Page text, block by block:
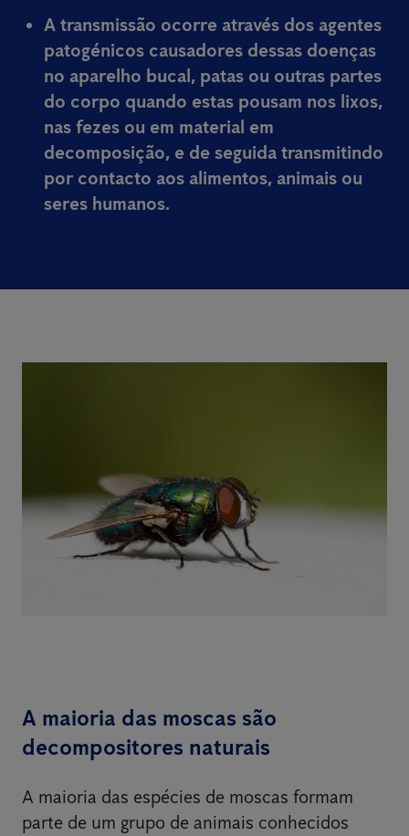
A transmissão ocorre através dos agentes
patogénicos causadores dessas doenças
no aparelho bucal, patas ou outras partes
do corpo quando estas pousam nos lixos,
nas fezes ou em material em
decomposição, e de seguida transmitindo
por contacto aos alimentos, animais ou
seres humanos.
A maioria das moscas são
decompositores naturais
A maioria das espécies de moscas formam
parte de um grupo de animais conhecidos